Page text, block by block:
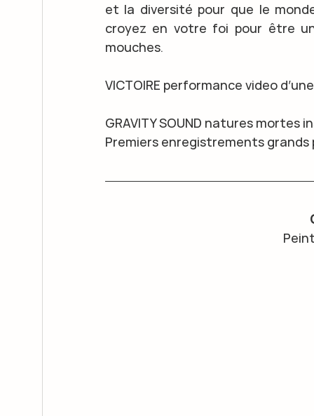
et la diversité pour que le
croyez en votre foi pour être
mouches.
VICTOIRE performance video
GRAVITY SOUND natures mortes
Premiers enregistrements grands